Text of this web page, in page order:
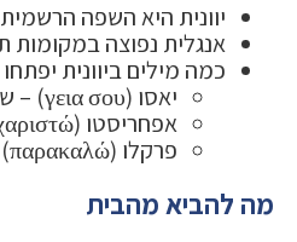
יוונית היא השפה הרשמית
אנגלית נפוצה במקומות
כמה מילים ביוונית
יאסו (γεια σου) – שלום
אפחריסטו (ευχαριστώ) – תודה
פרקלו (παρακαλώ) – בבקשה
מה להביא מהבית